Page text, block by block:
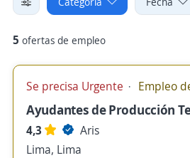
5 ofertas de empleo
Se precisa Urgente Empleo
Ayudantes de Producción
4,3
Aris
Lima, Lima